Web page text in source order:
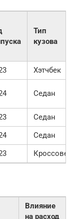
Тип
кузова
Хэтчбек
Седан
Седан
Седан
Кроссовер
Влияние
на расход